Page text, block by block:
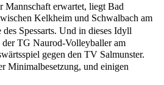
Mannschaft erwartet, liegt Bad
Kelkheim und Schwalbach am
des Spessarts. Und in dieses Idyll
der TG Naurod-Volleyballer am
gegen den TV Salmunster.
Minimalbesetzung, und einigen